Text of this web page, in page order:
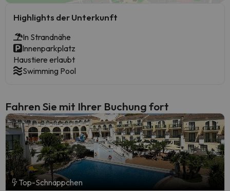
Highlights der Unterkunft
In Strandnähe
Innenparkplatz
Haustiere erlaubt
Swimming Pool
Fahren Sie mit Ihrer Buchung fort
Top-Schnäppchen